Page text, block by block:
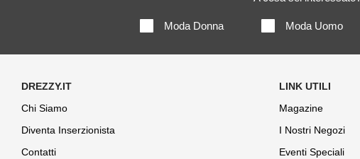
Moda Donna Moda Uomo
Chi Siamo
Diventa Inserzionista
Contatti
Magazine
I Nostri Negozi
Eventi Speciali